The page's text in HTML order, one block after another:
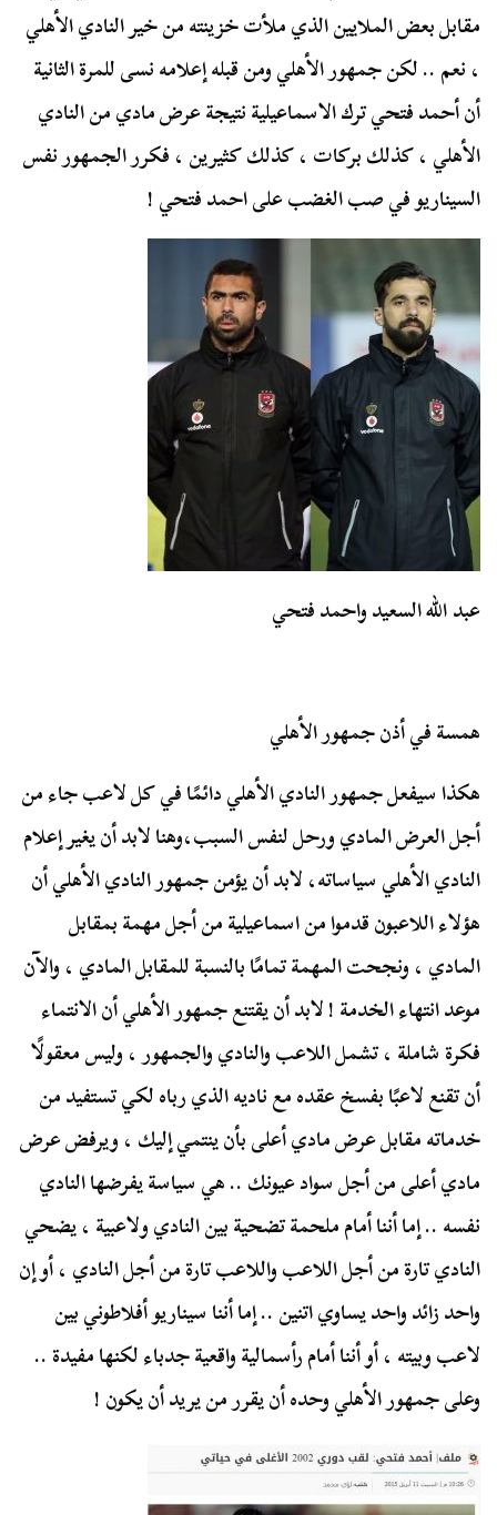
مقابل بعض الملايين الذي ملأت خزينته من خير النادي الأهلي
، نعم .. لكن جمهور الأهلي ومن قبله إعلامه نسى للمرة الثانية
أن أحمد فتحي ترك الاسماعيلية نتيجة عرض مادي من النادي
الأهلي ، كذلك بركات ، كذلك كثيرين ، فكرر الجمهور نفس
السيناريو في صب الغضب على احمد فتحي !
عبد الله السعيد واحمد فتحي
همسة في أذن جمهور الأهلي
هكذا سيفعل جمهور النادي الأهلي دائمًا في كل لاعب جاء من
أجل العرض المادي ورحل لنفس السبب،وهنا لابد أن يغير إعلام
النادي الأهلي سياساته، لابد أن يؤمن جمهور النادي الأهلي أن
هؤلاء اللاعبون قدموا من اسماعيلية من أجل مهمة بمقابل
المادي ، ونجحت المهمة تمامًا بالنسبة للمقابل المادي ، والآن
موعد انتهاء الخدمة ! لابد أن يقتنع جمهور الأهلي أن الانتماء
فكرة شاملة ، تشمل اللاعب والنادي والجمهور ، وليس معقولًا
أن تقنع لاعبًا بفسخ عقده مع ناديه الذي رباه لكي تستفيد من
خدماته مقابل عرض مادي أعلى بأن ينتمي إليك ، ويرفض عرض
مادي أعلى من أجل سواد عيونك .. هي سياسة يفرضها النادي
نفسه .. إما أننا أمام ملحمة تضحية بين النادي ولاعبية ، يضحي
النادي تارة من أجل اللاعب واللاعب تارة من أجل النادي ، أو إن
واحد زائد واحد يساوي اتنين .. إما أننا سيناريو أفلاطوني بين
لاعب وبيته ، أو أننا أمام رأسمالية واقعية جدباء لكنها مفيدة ..
وعلى جمهور الأهلي وحده أن يقرر من يريد أن يكون !